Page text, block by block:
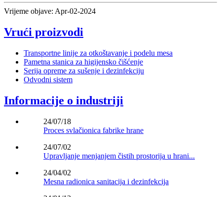
Vrijeme objave: Apr-02-2024
Vrući proizvodi
Transportne linije za otkoštavanje i podelu mesa
Pametna stanica za higijensko čišćenje
Serija opreme za sušenje i dezinfekciju
Odvodni sistem
Informacije o industriji
24/07/18
Proces svlačionica fabrike hrane
24/07/02
Upravljanje menjanjem čistih prostorija u hrani...
24/04/02
Mesna radionica sanitacija i dezinfekcija